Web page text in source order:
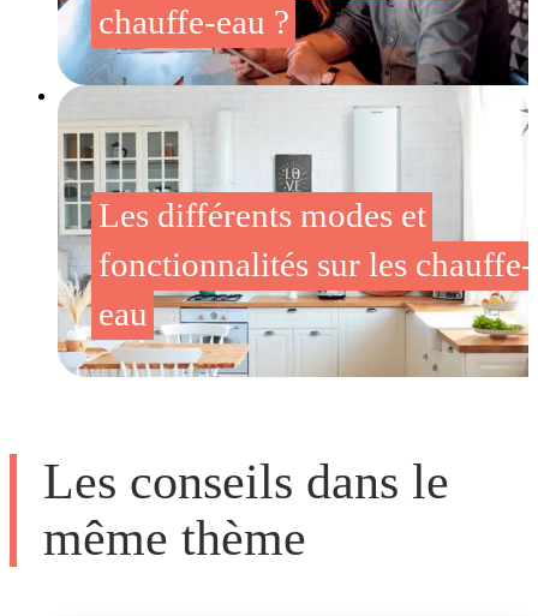
chauffe-eau ?
Les différents modes et
fonctionnalités sur les chauffe-
eau
Les conseils dans le
même thème